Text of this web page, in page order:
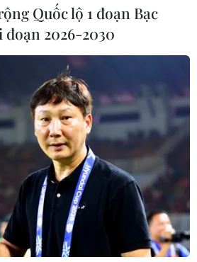
Quốc lộ 1 đoạn Bạc
2026-2030